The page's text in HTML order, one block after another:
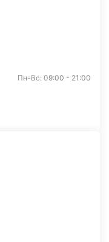
Пн-Вс: 09:00 - 21:00